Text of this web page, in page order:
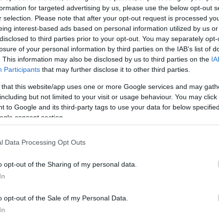
for targeted advertising by us, please use the below opt-out
selection. Please note that after your opt-out request is processed
interest-based ads based on personal information utilized by us
to third parties prior to your opt-out. You may separately
of your personal information by third parties on the IAB’s list of
This information may also be disclosed by us to third parties on the
Participants that may further disclose it to other third parties.
that this website/app uses one or more Google services and may
but not limited to your visit or usage behaviour. You may
to Google and its third-party tags to use your data for below
consent section.
Data Processing Opt Outs
opt-out of the Sharing of my personal data.
opt-out of the Sale of my Personal Data.
είδωλο των τζιχαντιστών σε όλο τον κόσμο.
καιλευκό τουρμπάνικαλλιέργησε μια εικόνα
φορέσει στολή παραλλαγής και φωτογραφηθεί
χάρισμα και στην ικανότητά του να κάνει το
σε αμόρφωτους, κατάφερε να δημιουργήσει ένα
που τον εμπιστεύονταν με κλειστά μάτια.